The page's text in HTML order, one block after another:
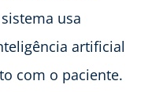
usa
artificial
com o paciente.